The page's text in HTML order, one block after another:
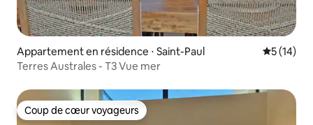
Appartement en résidence ⋅ Saint-Paul
5 (14)
Terres Australes - T3 Vue mer
Coup de cœur voyageurs
Coup de cœur voyageurs